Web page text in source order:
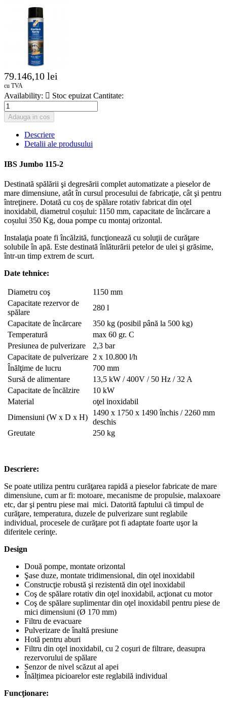
79.146,10 lei
cu TVA
Availability:  Stoc epuizatCantitate:
Adauga in cos
Descriere
Detalii ale produsului
IBS Jumbo 115-2
Destinată spălării şi degresării complet automatizate a pieselor de
mare dimensiune, atât în cursul procesului de fabricaţie, cât şi pentru
întreţinere. Dotată cu coș de spălare rotativ fabricat din oțel
inoxidabil, diametrul coșului: 1150 mm, capacitate de încărcare a
coșului 350 Kg, doua pompe cu montaj orizontal.
Instalaţia poate fi încălzită, funcţionează cu soluţii de curăţare
solubile în apă. Este destinată înlăturării petelor de ulei şi grăsime,
într-un timp extrem de scurt.
Date tehnice:
Diametru coş
1150 mm
Capacitate rezervor de
spălare
280 l
Capacitate de încărcare
350 kg (posibil până la 500 kg)
Temperatură
max 60 gr. C
Presiunea de pulverizare
2,3 bar
Capacitate de pulverizare 2 x 10.800 l/h
Înălţime de lucru
700 mm
Sursă de alimentare
13,5 kW / 400V / 50 Hz / 32 A
Capacitate de încălzire
10 kW
Material
oţel inoxidabil
Dimensiuni (W x D x H)
1490 x 1750 x 1490 închis / 2260 mm
deschis
Greutate
250 kg
Descriere:
Se poate utiliza pentru curăţarea rapidă a pieselor fabricate de mare
dimensiune, cum ar fi: motoare, mecanisme de propulsie, malaxoare
etc, dar şi pentru piese mai mici. Datorită faptului că timpul de
curăţare, temperatura, duzele de pulverizare sunt reglabile
individual, procesele de curăţare pot fi adaptate foarte uşor la
diferitele cerinţe.
Design
Două pompe, montate orizontal
Şase duze, montate tridimensional, din oţel inoxidabil
Construcţie robustă şi rezistentă din oţel inoxidabil
Coş de spălare rotativ din oţel inoxidabil, acţionat cu motor
Coş de spălare suplimentar din oţel inoxidabil pentru piese de
mici dimensiuni (Ø 170 mm)
Filtru de evacuare
Pulverizare de înaltă presiune
Hotă pentru aburi
Filtru din oţel inoxidabil, cu 2 coşuri de filtrare, deasupra
rezervorului de spălare
Senzor de nivel scăzut al apei
Înălțimea picioarelor este reglabilă individual
Funcţionare: